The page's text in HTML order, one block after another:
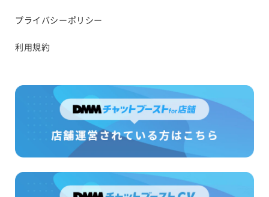
プライバシーポリシー
利用規約